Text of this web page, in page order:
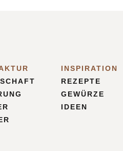
INSPIRATION
REZEPTE
GEWÜRZE
IDEEN